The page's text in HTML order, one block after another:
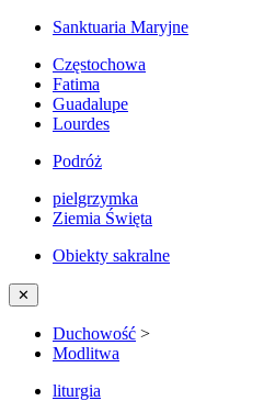
Sanktuaria Maryjne
Częstochowa
Fatima
Guadalupe
Lourdes
Podróż
pielgrzymka
Ziemia Święta
Obiekty sakralne
✕
Duchowość >
Modlitwa
liturgia